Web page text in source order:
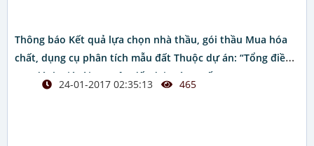
Thông báo Kết quả lựa chọn nhà thầu, gói thầu Mua hóa
chất, dụng cụ phân tích mẫu đất Thuộc dự án: “Tổng điều
tra, đánh giá tài nguyên đất đai toàn quốc”
24-01-2017 02:35:13 465